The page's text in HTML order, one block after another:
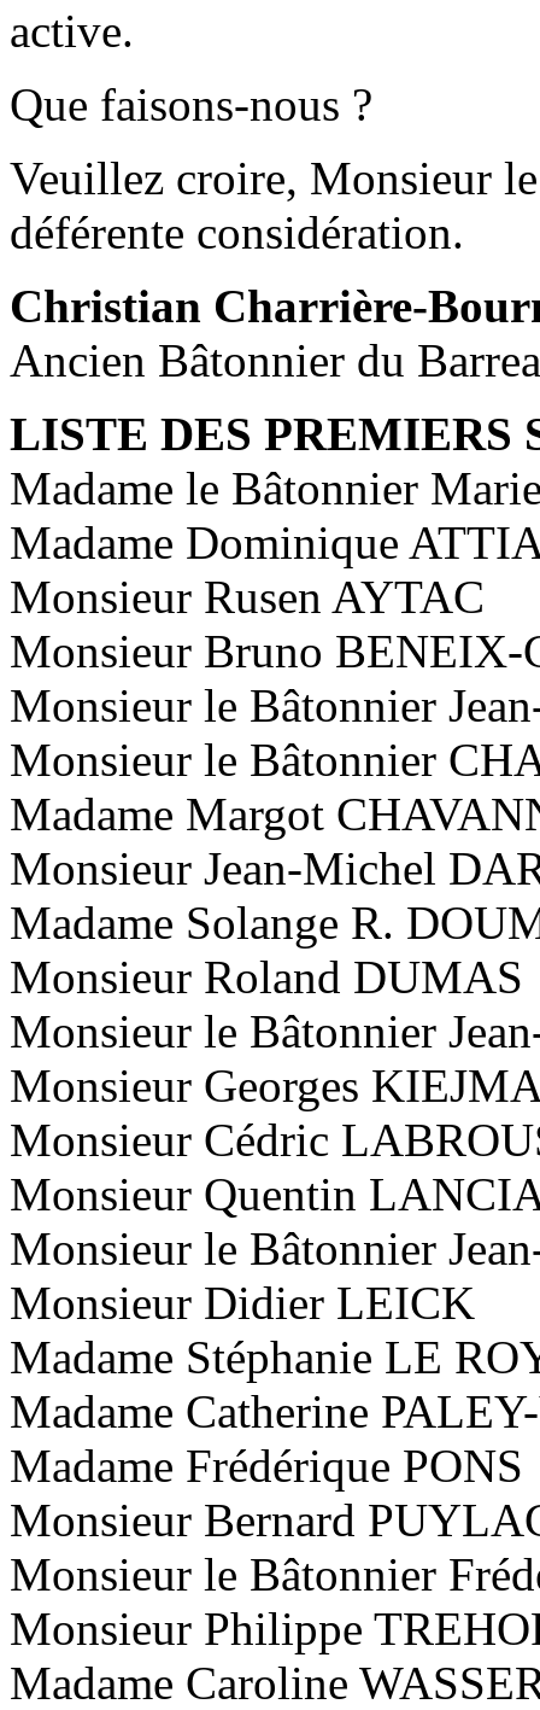
active.
Que faisons-nous ?
Veuillez croire, Monsieur le
déférente considération.
Christian Charrière-
Ancien Bâtonnier du
LISTE DES PREMIERS
Madame le Bâtonnier
Madame Dominique
Monsieur Rusen AYTAC
Monsieur Bruno BENEIX-
Monsieur le Bâtonnier
Monsieur le Bâtonnier
Madame Margot
Monsieur Jean-Michel
Madame Solange R.
Monsieur Roland DUMAS
Monsieur le Bâtonnier
Monsieur Georges
Monsieur Cédric
Monsieur Quentin
Monsieur le Bâtonnier
Monsieur Didier LEICK
Madame Stéphanie LE
Madame Catherine
Madame Frédérique PONS
Monsieur Bernard
Monsieur le Bâtonnier
Monsieur Philippe
Madame Caroline